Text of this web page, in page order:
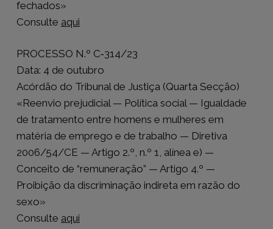
fechados»
Consulte aqui
PROCESSO N.º C‑314/23
Data: 4 de outubro
Acórdão do Tribunal de Justiça (Quarta Secção)
«Reenvio prejudicial — Política social — Igualdade
de tratamento entre homens e mulheres em
matéria de emprego e de trabalho — Diretiva
2006/54/CE — Artigo 2.º, n.º 1, alínea e) —
Conceito de “remuneração” — Artigo 4.º —
Proibição da discriminação indireta em razão do
sexo»
Consulte aqui